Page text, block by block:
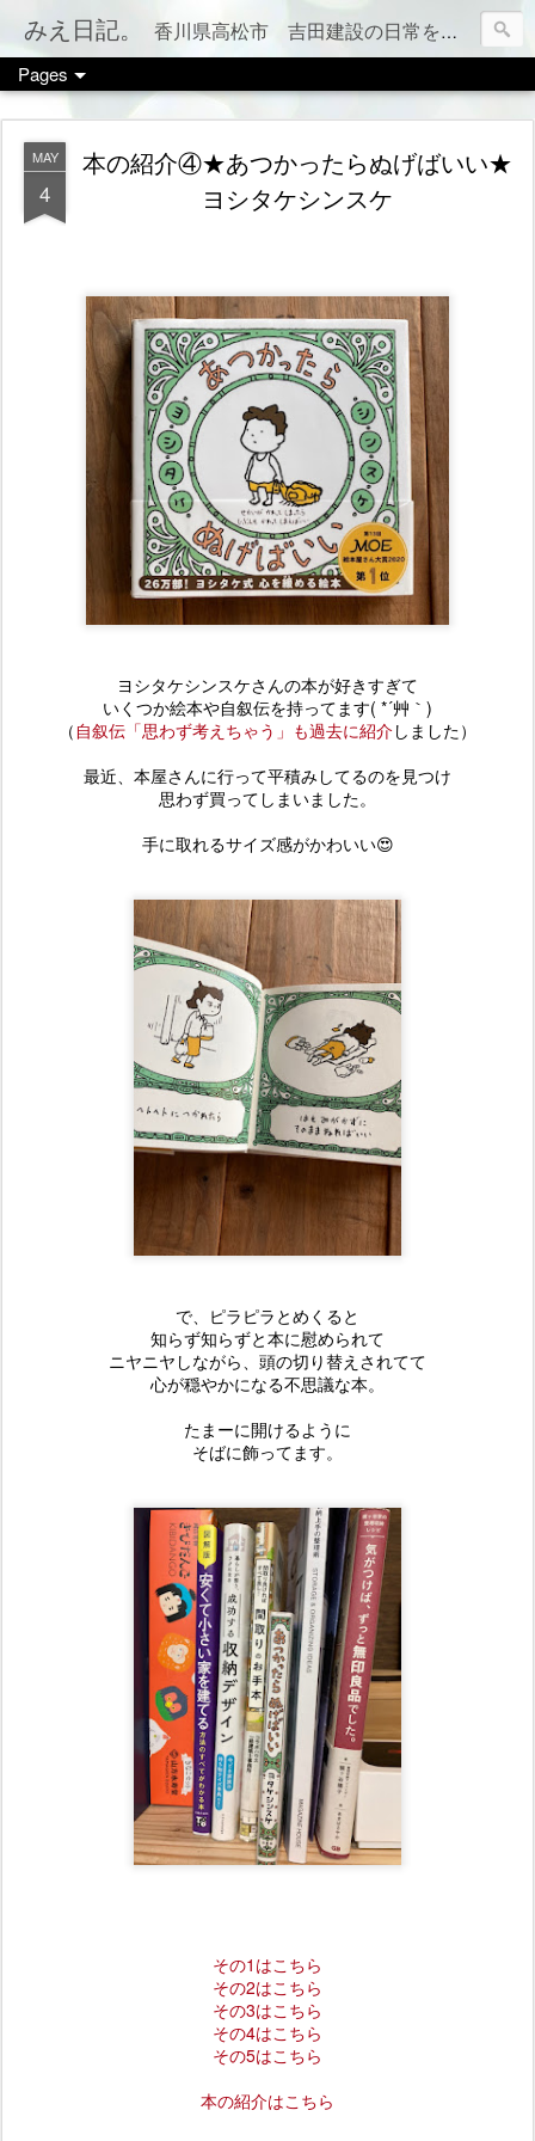
みえ日記。 香川県高松市 吉田建設の日常をお伝えします。 家づくりのこと、税金のこと、カフェやお店情報、ママ会のこと等など、カテゴリー別でもご覧いただけます（右上のメニューボタンを押してね）
Pages
MAY
4
本の紹介④★あつかったらぬげばいい★
ヨシタケシンスケ
ヨシタケシンスケさんの本が好きすぎて
いくつか絵本や自叙伝を持ってます( *´艸｀)
（ 自叙伝「思わず考えちゃう」も過去に紹介しました）
最近、本屋さんに行って平積みしてるのを見つけ
思わず買ってしまいました。
手に取れるサイズ感がかわいい😍
で、ピラピラとめくると
知らず知らずと本に慰められて
ニヤニヤしながら、頭の切り替えされてて
心が穏やかになる不思議な本。
たまーに開けるように
そばに飾ってます。
その1はこちら
その2はこちら
その3はこちら
その4はこちら
その5はこちら
本の紹介はこちら